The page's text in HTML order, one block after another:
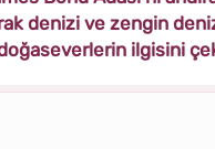
denizi ve zengin
ilgisini